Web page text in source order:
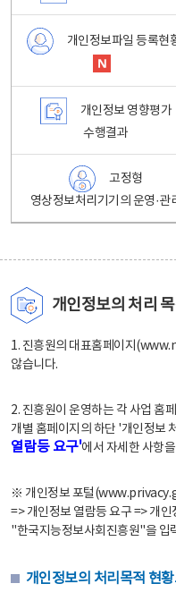
개인정보파일 등록현
개인정보 영향평가
수행결과
고정형
영상정보처리기기의 운영·관
개인정보의 처리 목
1. 진흥원의 대표홈페이지
않습니다.
2. 진흥원이 운영하는 각 사업 홈
개별 홈페이지의 하단 '개인정보
열람등 요구'에서 자세한 사항
※ 개인정보 포털
=> 개인정보 열람등 요구 => 개인
"한국지능정보사회진흥원"을 입
개인정보의 처리목적 현